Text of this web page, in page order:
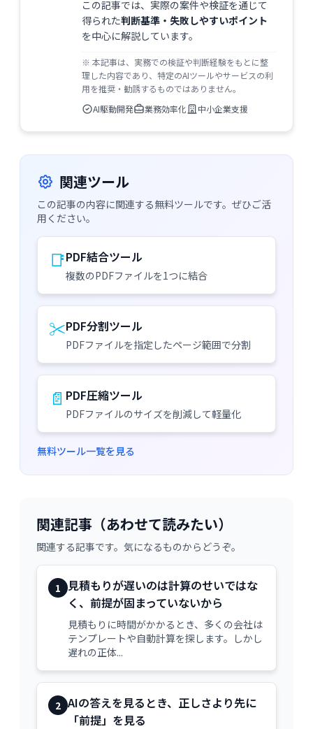
この記事では、実際の案件や検証を通じて
得られた判断基準・失敗しやすいポイント
を中心に解説しています。
※ 本記事は、実務での検証や判断経験をもとに整
理した内容であり、特定のAIツールやサービスの利
用を推奨・勧誘するものではありません。
AI駆動開発
業務効率化 中小企業支援
関連ツール
この記事の内容に関連する無料ツールです。ぜひご活
用ください。
📑PDF結合ツール
複数のPDFファイルを1つに結合
✂️PDF分割ツール
PDFファイルを指定したページ範囲で分割
📄 PDF圧縮ツール
PDFファイルのサイズを削減して軽量化
無料ツール一覧を見る
関連記事（あわせて読みたい）
関連する記事です。気になるものからどうぞ。
1 見積もりが遅いのは計算のせいではな
く、前提が固まっていないから
見積もりに時間がかかるとき、多くの会社は
テンプレートや自動計算を探します。しかし
遅れの正体...
2 AIの答えを見るとき、正しさより先に
「前提」を見る